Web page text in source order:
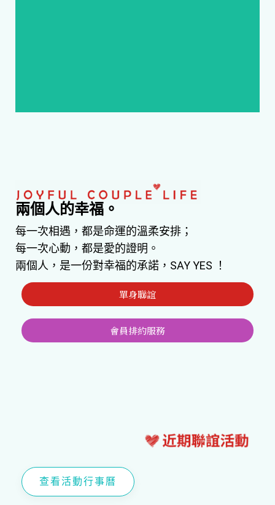
兩個人的幸福。
每一次相遇，都是命運的溫柔安排；
每一次心動，都是愛的證明。
兩個人，是一份對幸福的承諾，SAY YES ！
單身聯誼
會員排約服務
查看活動行事曆